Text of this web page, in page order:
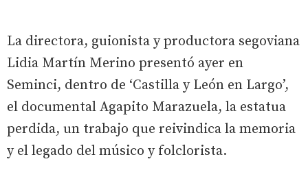
La directora, guionista y productora segoviana
Lidia Martín Merino presentó ayer en
Seminci, dentro de ‘Castilla y León en Largo’,
el documental Agapito Marazuela, la estatua
perdida, un trabajo que reivindica la memoria
y el legado del músico y folclorista.